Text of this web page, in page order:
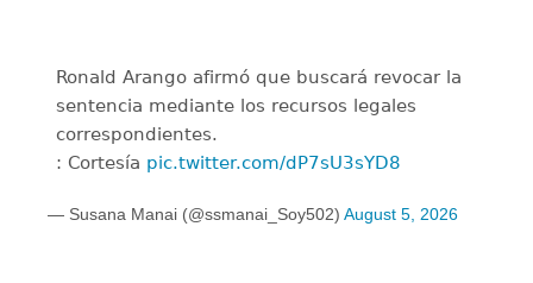
Ronald Arango afirmó que buscará revocar la
sentencia mediante los recursos legales
correspondientes.
: Cortesía pic.twitter.com/dP7sU3sYD8
— Susana Manai (@ssmanai_Soy502) August 5, 2026